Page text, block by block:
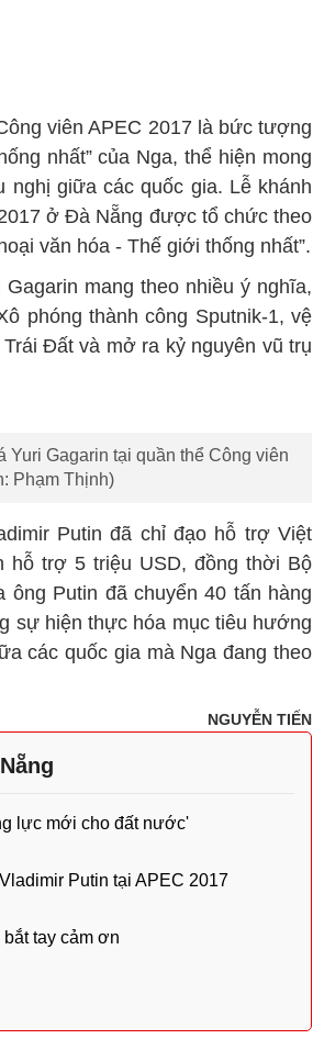
viên APEC 2017 là bức tượng
nhất” của Nga, thể hiện mong
nghị giữa các quốc gia. Lễ khánh
ở Đà Nẵng được tổ chức theo
văn hóa - Thế giới thống nhất”.
mang theo nhiều ý nghĩa,
phóng thành công Sputnik-1, vệ
Đất và mở ra kỷ nguyên vũ trụ
Gagarin tại quần thể Công viên
Phạm Thịnh)
Putin đã chỉ đạo hỗ trợ Việt
hỗ trợ 5 triệu USD, đồng thời Bộ
ông Putin đã chuyển 40 tấn hàng
sự hiện thực hóa mục tiêu hướng
các quốc gia mà Nga đang theo
NGUYỄN TIẾN
lực mới cho đất nước'
Putin tại APEC 2017
tay cảm ơn